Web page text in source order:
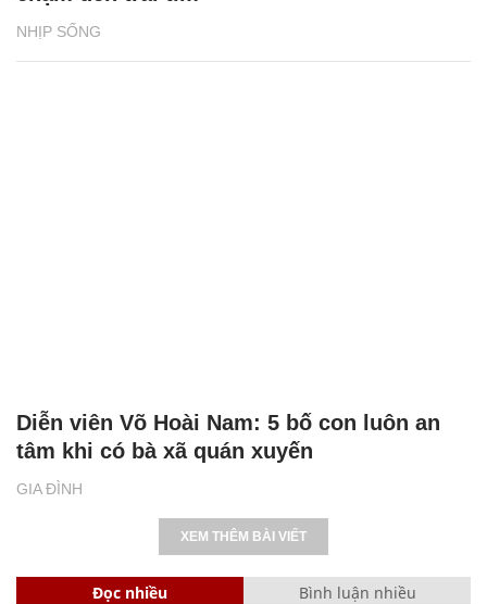
NHỊP SỐNG
GIA ĐÌNH
Diễn viên Võ Hoài Nam: 5 bố con luôn an
tâm khi có bà xã quán xuyến
XEM THÊM BÀI VIẾT
Đọc nhiều Bình luận nhiều